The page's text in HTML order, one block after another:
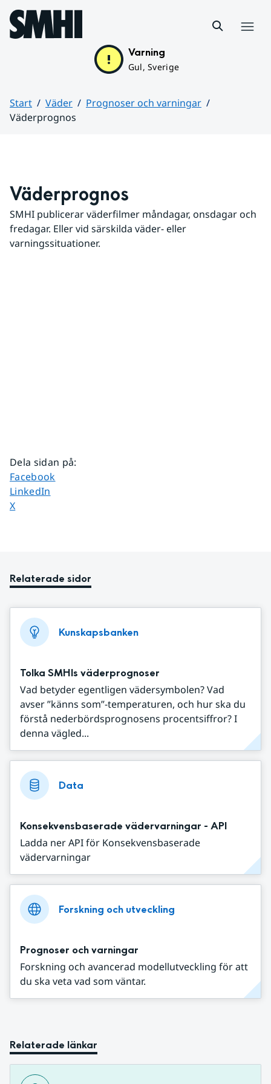
Hoppa till sidans innehåll
Varning
Gul, Sverige
Start Väder
Prognoser och varningar
Väderprognos
Väderprognos
SMHI publicerar väderfilmer måndagar, onsdagar och
fredagar. Eller vid särskilda väder- eller
varningssituationer.
Dela sidan på:
Dela sidan på
Facebook
Dela sidan på
LinkedIn
Dela sidan på
X
Relaterade sidor
Kunskapsbanken
Tolka SMHIs väderprognoser
Vad betyder egentligen vädersymbolen? Vad
avser ”känns som”-temperaturen, och hur ska du
förstå nederbördsprognosens procentsiffror? I
denna vägled...
Data
Konsekvensbaserade vädervarningar - API
Ladda ner API för Konsekvensbaserade
vädervarningar
Forskning och utveckling
Prognoser och varningar
Forskning och avancerad modellutveckling för att
du ska veta vad som väntar.
Relaterade länkar